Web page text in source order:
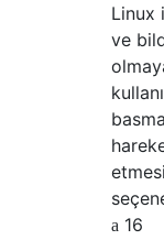
Linux
ve
16